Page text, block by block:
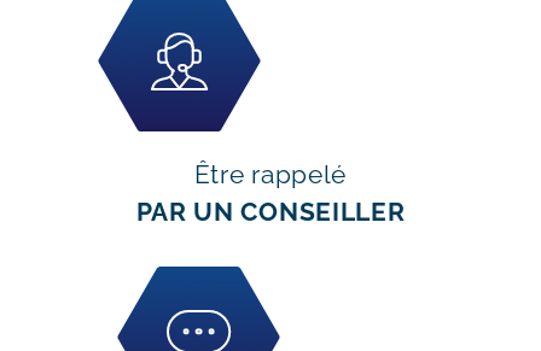
Être rappelé
PAR UN CONSEILLER